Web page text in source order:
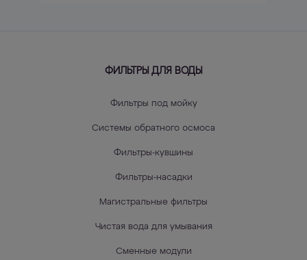
ФИЛЬТРЫ ДЛЯ ВОДЫ
Фильтры под мойку
Системы обратного осмоса
Фильтры-кувшины
Фильтры-насадки
Магистральные фильтры
Чистая вода для умывания
Сменные модули